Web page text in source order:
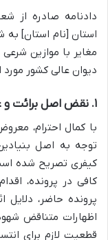
دادنامه صادره از
استان [نام استان] به
مغایر با موازین
دیوان عالی کشور
۱. نقض اصل برائت و عدم وجود دلایل کافی برای اثبات جرم
با کمال احترام،
کیفری تصریح شده
کافی در پرونده،
پرونده حاضر، دلایل
اظهارات متناقض
قطعیت لازم برای